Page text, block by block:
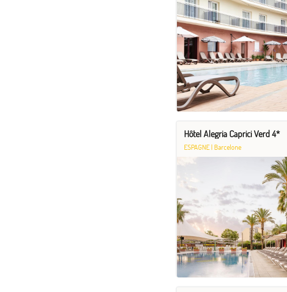
Hôtel Alegria Caprici Verd 4*
ESPAGNE | Barcelone